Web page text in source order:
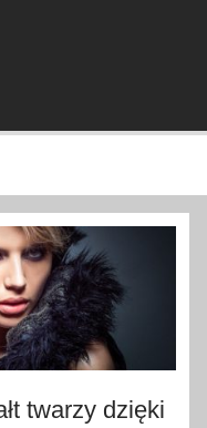
twarzy dzięki